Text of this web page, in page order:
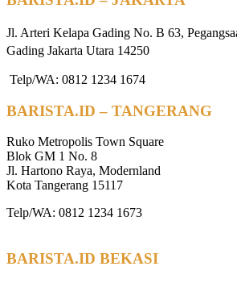
Jl. Arteri Kelapa Gading No. B 63,
Gading Jakarta Utara 14250
Telp/WA: 0812 1234 1674
BARISTA.ID – TANGERANG
Ruko Metropolis Town Square
Blok GM 1 No. 8
Jl. Hartono Raya, Modernland
Kota Tangerang 15117
Telp/WA: 0812 1234 1673
BARISTA.ID BEKASI